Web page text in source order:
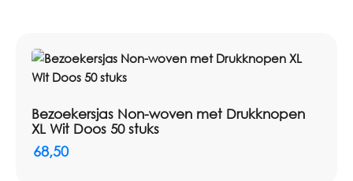
Bezoekersjas Non-woven met Drukknopen
XL Wit Doos 50 stuks
68,50